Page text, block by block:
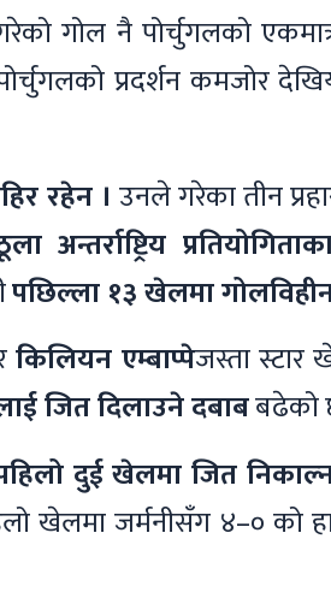
गोल नै पोर्चुगलको
प्रदर्शन कमजोर
रहेन । उनले गरेका तीन
अन्तर्राष्ट्रिय
पछिल्ला १३ खेलमा
किलियन एम्बाप्पेजस्ता स्टार
जित दिलाउने दबाबबढेको
दुई खेलमा जित
खेलमा जर्मनीसँग ४–० को